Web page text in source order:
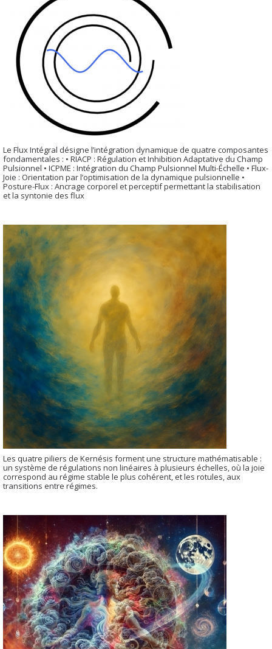
Le Flux Intégral désigne l’intégration dynamique de quatre composantes
fondamentales : • RIACP : Régulation et Inhibition Adaptative du Champ
Pulsionnel • ICPME : Intégration du Champ Pulsionnel Multi-Échelle • Flux-
Joie : Orientation par l’optimisation de la dynamique pulsionnelle •
Posture-Flux : Ancrage corporel et perceptif permettant la stabilisation
et la syntonie des flux
Les quatre piliers de Kernésis forment une structure mathématisable :
un système de régulations non linéaires à plusieurs échelles, où la joie
correspond au régime stable le plus cohérent, et les rotules, aux
transitions entre régimes.